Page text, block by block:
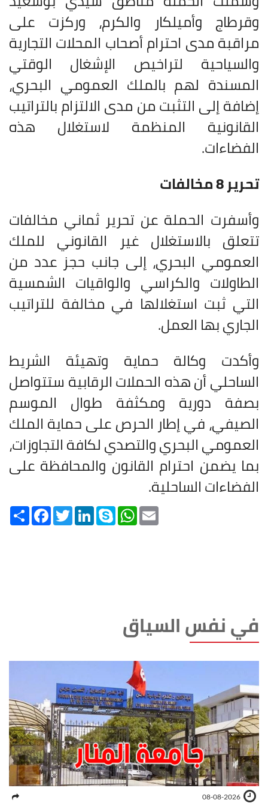
وقرطاج وأميلكار والكرم، وركزت على
مراقبة مدى احترام أصحاب المحلات التجارية
والسياحية لتراخيص الإشغال الوقتي
المسندة لهم بالملك العمومي البحري،
إضافة إلى التثبت من مدى الالتزام بالتراتيب
القانونية المنظمة لاستغلال هذه
الفضاءات.
تحرير 8 مخالفات
وأسفرت الحملة عن تحرير ثماني مخالفات
تتعلق بالاستغلال غير القانوني للملك
العمومي البحري، إلى جانب حجز عدد من
الطاولات والكراسي والواقيات الشمسية
التي ثبت استغلالها في مخالفة للتراتيب
الجاري بها العمل.
وأكدت وكالة حماية وتهيئة الشريط
الساحلي أن هذه الحملات الرقابية ستتواصل
بصفة دورية ومكثفة طوال الموسم
الصيفي، في إطار الحرص على حماية الملك
العمومي البحري والتصدي لكافة التجاوزات،
بما يضمن احترام القانون والمحافظة على
الفضاءات الساحلية.
Share FacebookTwitterLinkedInSkype WhatsApp
في نفس السياق
08-08-2026